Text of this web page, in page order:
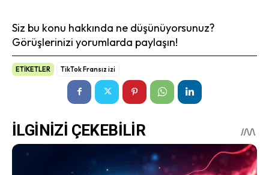
Siz bu konu hakkında ne düşünüyorsunuz?
Görüşlerinizi yorumlarda paylaşın!
ETİKETLER TikTok Fransız izi